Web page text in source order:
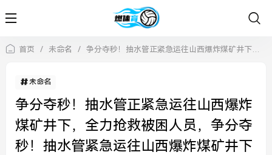
首页 / 未命名 / 争分夺秒！抽水管正紧急运往山西爆炸煤矿井下，全力抢救被困人员，争分夺秒！抽水管紧急运往山西爆炸煤矿井下全力抢救被困人员
未命名
争分夺秒！抽水管正紧急运往山西爆炸
煤矿井下，全力抢救被困人员，争分夺
秒！抽水管紧急运往山西爆炸煤矿井下